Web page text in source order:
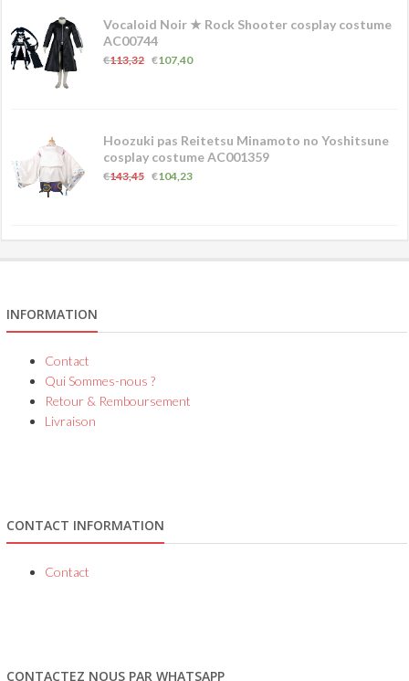
Vocaloid Noir ★ Rock Shooter cosplay costume
AC00744
€113,32 €107,40
Hoozuki pas Reitetsu Minamoto no Yoshitsune
cosplay costume AC001359
€143,45 €104,23
INFORMATION
Contact
Qui Sommes-nous ?
Retour & Remboursement
Livraison
CONTACT INFORMATION
Contact
CONTACTEZ NOUS PAR WHATSAPP